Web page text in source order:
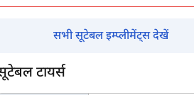
सभी सूटेबल इम्प्लीमेंट्स देखें
टायर्स